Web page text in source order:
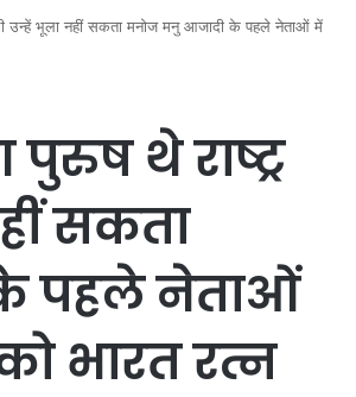
उन्हें भूला नहीं सकता मनोज मनु आजादी के पहले नेताओं में
थे राष्ट्र
सकता
पहले नेताओं
भारत रत्न